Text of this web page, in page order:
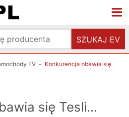
SZUKAJ EV
EV - Konkurencja obawia się
się Tesli...